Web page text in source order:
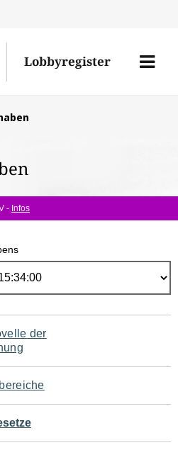
Lobbyregister
Menü
- Infos
der